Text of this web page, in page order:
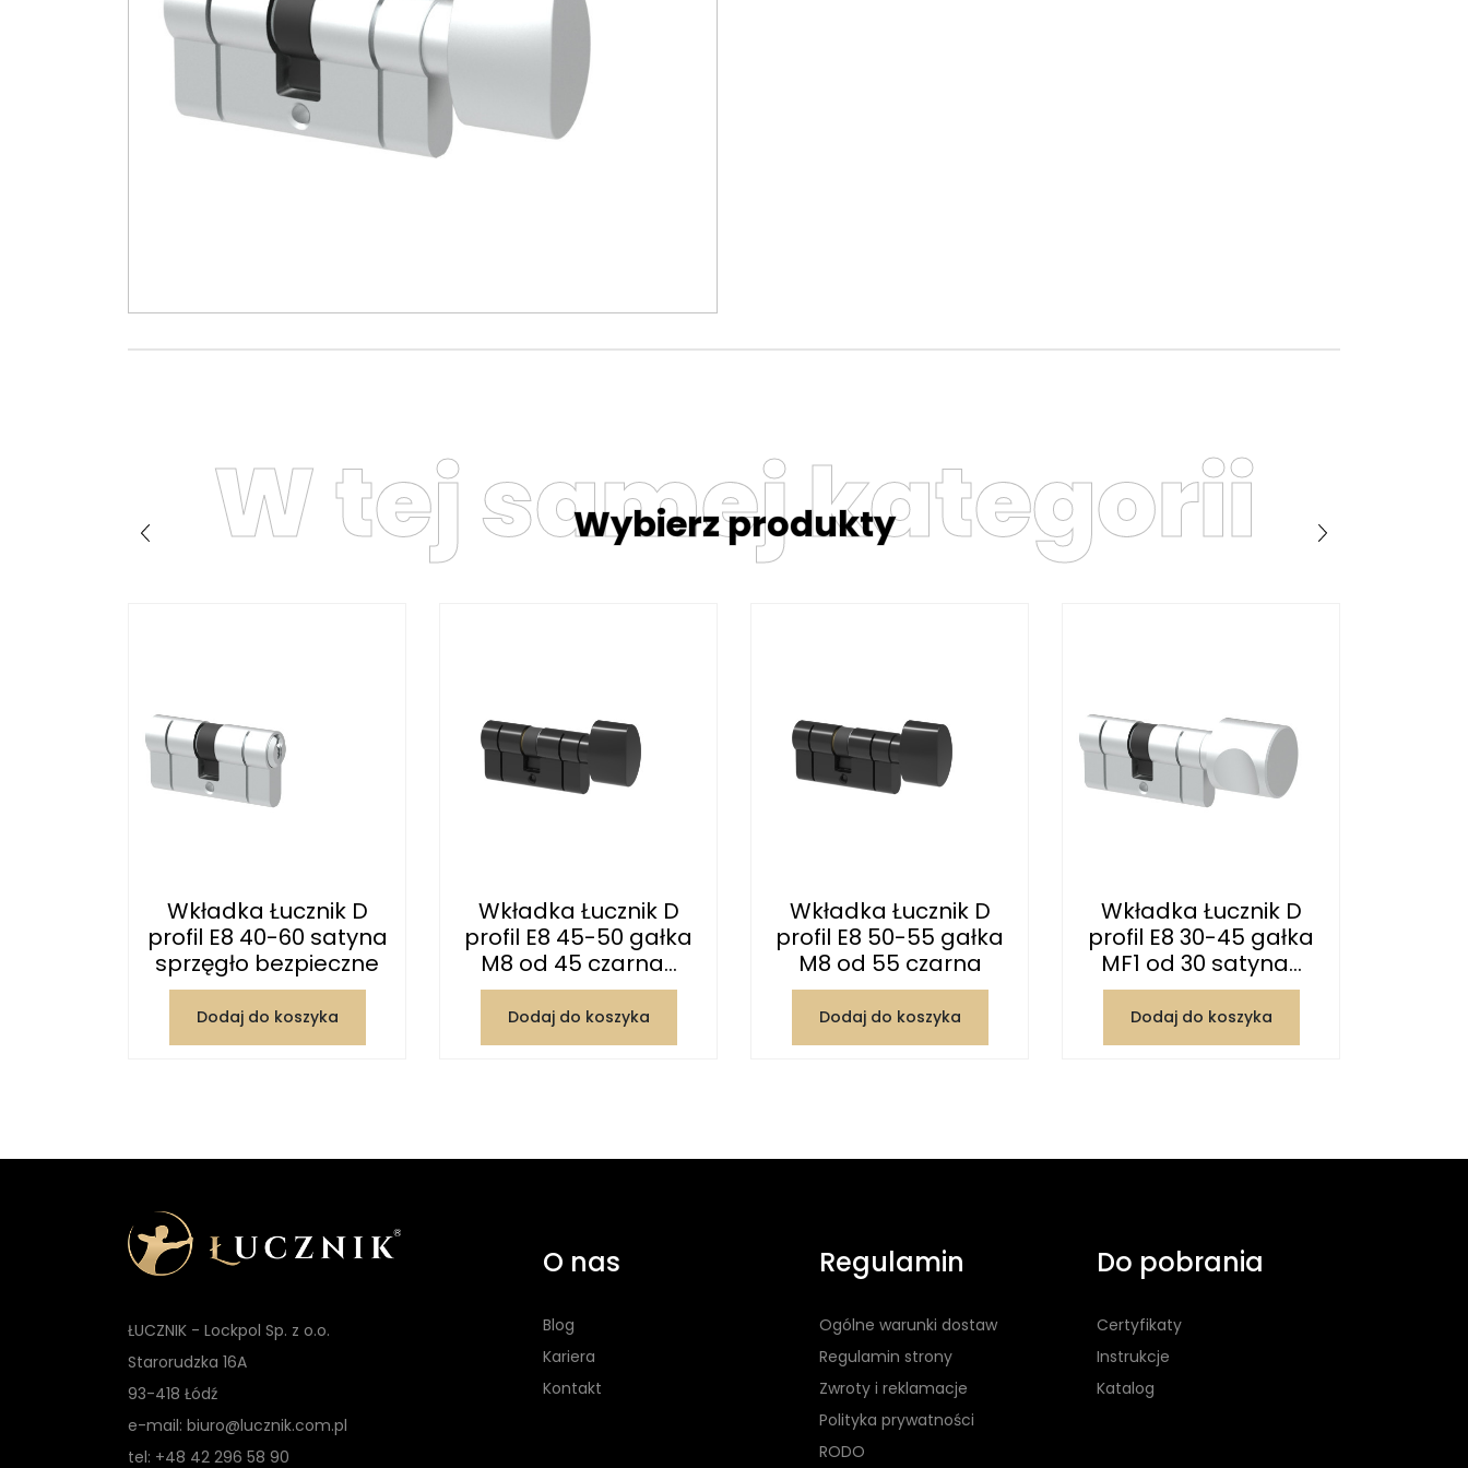
W tej samej kategorii
Wybierz produkty
Wkładka Łucznik D
profil E8 40-60 satyna
sprzęgło bezpieczne
Dodaj do koszyka
Wkładka Łucznik D
profil E8 45-50 gałka
M8 od 45 czarna...
Dodaj do koszyka
Wkładka Łucznik D
profil E8 50-55 gałka
M8 od 55 czarna
Dodaj do koszyka
Wkładka Łucznik D
profil E8 30-45 gałka
MF1 od 30 satyna...
Dodaj do koszyka
ŁUCZNIK - Lockpol Sp. z o.o.
Starorudzka 16A
93-418 Łódź
e-mail: biuro@lucznik.com.pl
tel: +48 42 296 58 90
O nas
Blog
Kariera
Kontakt
Regulamin
Ogólne warunki dostaw
Regulamin strony
Zwroty i reklamacje
Polityka prywatności
RODO
Do pobrania
Certyfikaty
Instrukcje
Katalog